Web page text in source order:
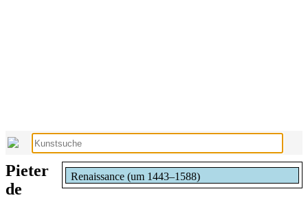
Renaissance (um 1443–1588)
Pieter
de